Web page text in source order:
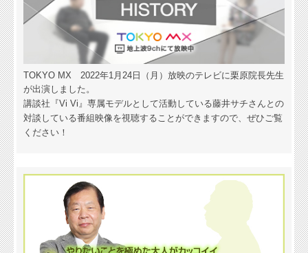
TOKYO MX 2022年1月24日（月）放映のテレビに栗原院長先生
が出演しました。
講談社『Vi Vi』専属モデルとして活動している藤井サチさんとの
対談している番組映像を視聴することができますので、ぜひご覧
ください！